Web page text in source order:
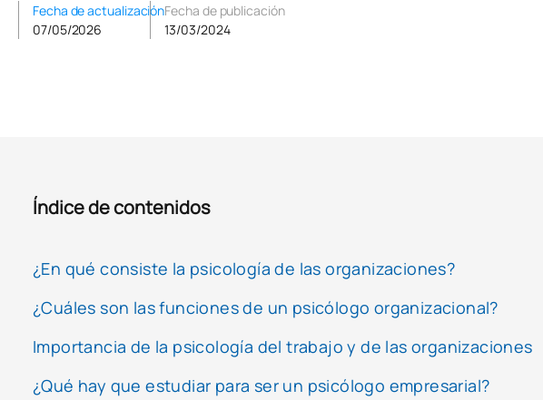
Fecha de actualización
07/05/2026
Fecha de publicación
13/03/2024
Índice de contenidos
¿En qué consiste la psicología de las organizaciones?
¿Cuáles son las funciones de un psicólogo organizacional?
Importancia de la psicología del trabajo y de las organizaciones
¿Qué hay que estudiar para ser un psicólogo empresarial?